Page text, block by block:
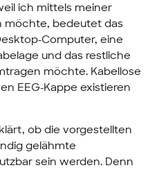
ich mittels meiner
möchte, bedeutet das
Computer, eine
und das restliche
möchte. Kabellose
EEG-Kappe existieren
ob die vorgestellten
gelähmte
sein werden. Denn